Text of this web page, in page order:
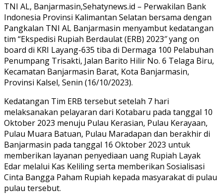
TNI AL, Banjarmasin,Sehatynews.id – Perwakilan Bank
Indonesia Provinsi Kalimantan Selatan bersama dengan
Pangkalan TNI AL Banjarmasin menyambut kedatangan
tim “Ekspedisi Rupiah Berdaulat (ERB) 2023″ yang on
board di KRI Layang-635 tiba di Dermaga 100 Pelabuhan
Penumpang Trisakti, Jalan Barito Hilir No. 6 Telaga Biru,
Kecamatan Banjarmasin Barat, Kota Banjarmasin,
Provinsi Kalsel, Senin (16/10/2023).
Kedatangan Tim ERB tersebut setelah 7 hari
melaksanakan pelayaran dari Kotabaru pada tanggal 10
Oktober 2023 menuju Pulau Kerasian, Pulau Kerayaan,
Pulau Muara Batuan, Pulau Maradapan dan berakhir di
Banjarmasin pada tanggal 16 Oktober 2023 untuk
memberikan layanan penyediaan uang Rupiah Layak
Edar melalui Kas Keliling serta memberikan Sosialisasi
Cinta Bangga Paham Rupiah kepada masyarakat di pulau
pulau tersebut.